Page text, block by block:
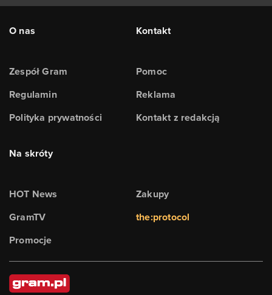
O nas
Zespół Gram
Regulamin
Polityka prywatności
Kontakt
Pomoc
Reklama
Kontakt z redakcją
Na skróty
HOT News
GramTV
Promocje
Zakupy
the:protocol